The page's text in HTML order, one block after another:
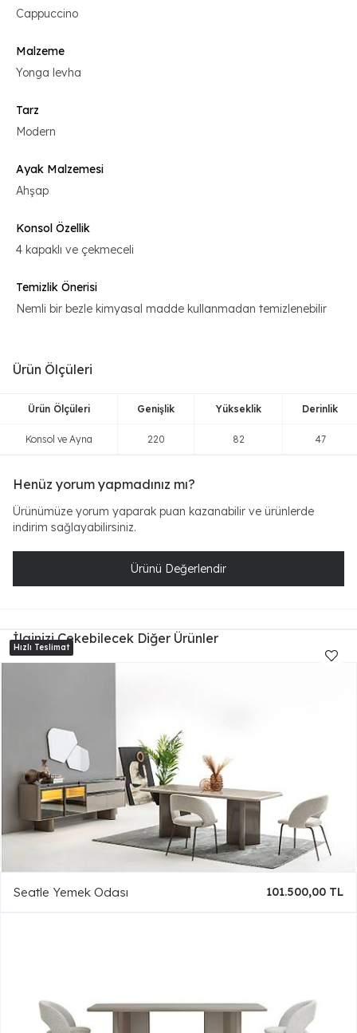
Cappuccino
Malzeme
Yonga levha
Tarz
Modern
Ayak Malzemesi
Ahşap
Konsol Özellik
4 kapaklı ve çekmeceli
Temizlik Önerisi
Nemli bir bezle kimyasal madde kullanmadan temizlenebilir
Ürün Ölçüleri
Ürün Ölçüleri Genişlik Yükseklik Derinlik
Konsol ve Ayna 220 82 47
Henüz yorum yapmadınız mı?
Ürünümüze yorum yaparak puan kazanabilir ve ürünlerde
indirim sağlayabilirsiniz.
Ürünü Değerlendir
İlginizi Çekebilecek Diğer Ürünler
Seatle Yemek Odası 101.500,00 TL